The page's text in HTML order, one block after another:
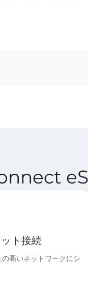
ト接続
高いネットワークにシ